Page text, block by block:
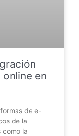
en
de e-
de la
como la